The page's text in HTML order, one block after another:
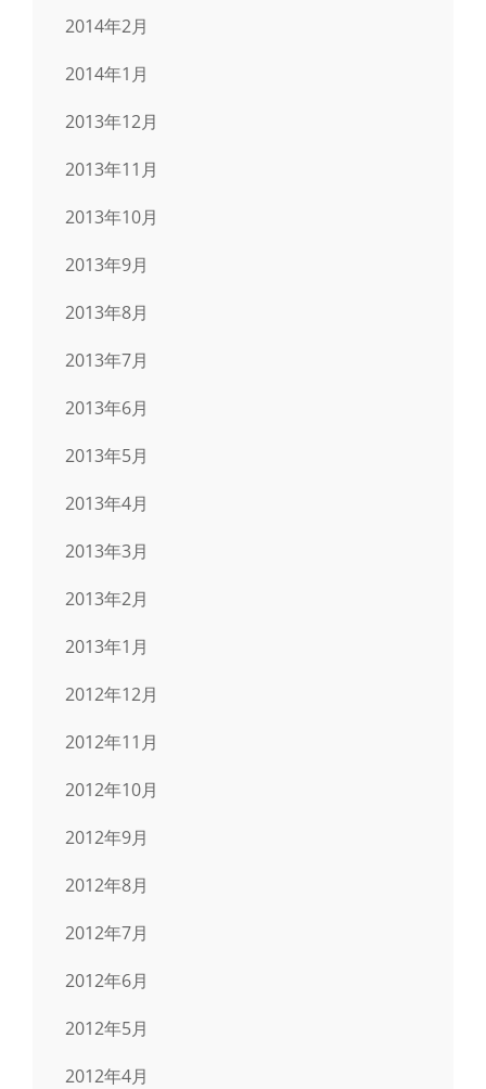
2014年2月
2014年1月
2013年12月
2013年11月
2013年10月
2013年9月
2013年8月
2013年7月
2013年6月
2013年5月
2013年4月
2013年3月
2013年2月
2013年1月
2012年12月
2012年11月
2012年10月
2012年9月
2012年8月
2012年7月
2012年6月
2012年5月
2012年4月